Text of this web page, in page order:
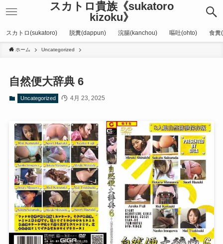
スカトロ貴族《sukatoro
kizoku》
スカトロ(sukatoro) 脱糞(dappun) 浣腸(kanchou) 嘔吐(ohto) 食糞
ホーム Uncategorized
自然便大辞典 6
Uncategorized 4月 23, 2025